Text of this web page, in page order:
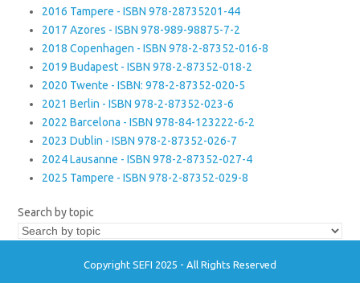
2016 Tampere - ISBN 978-28735201-44
2017 Azores - ISBN 978-989-98875-7-2
2018 Copenhagen - ISBN 978-2-87352-016-8
2019 Budapest - ISBN 978-2-87352-018-2
2020 Twente - ISBN: 978-2-87352-020-5
2021 Berlin - ISBN 978-2-87352-023-6
2022 Barcelona - ISBN 978-84-123222-6-2
2023 Dublin - ISBN 978-2-87352-026-7
2024 Lausanne - ISBN 978-2-87352-027-4
2025 Tampere - ISBN 978-2-87352-029-8
Search by topic
Copyright SEFI 2025 - All Rights Reserved